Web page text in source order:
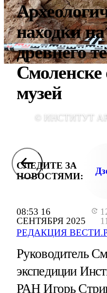
08:53 16
СЕНТЯБРЯ 2025
РЕДАКЦИЯ
находки
древнего
Смоленске
музей
© ИНСТИТУТ
СЛЕДИТЕ ЗА
НОВОСТЯМИ:
Руководитель
экспедиции
РАН Игорь